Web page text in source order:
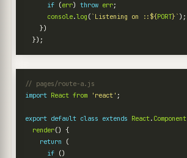
if (err) throw err;
console.log ( `Listening on :: ${PORT}` );
})
});
import React from 'react' ;
export default class extends React. Component
render() {
return
(
if ()